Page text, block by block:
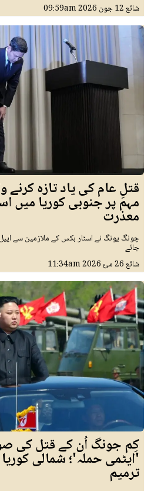
شائع12 جون 2026 09:59am
قتلِ عام کی یاد تازہ کرنے
مہم پر جنوبی کوریا میں
معذرت
چونگ یونگ نے اسٹار بکس کے ملازمین سے
جائے
شائع26 مئ 2026 11:34am
کِم جونگ اُن کے قتل کی
'ایٹمی حملہ'؛ شمالی
ترمیم